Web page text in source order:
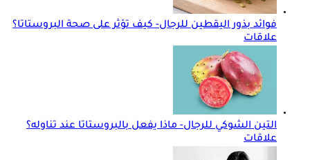
فوائد بذور اليقطين للرجال- كيف تؤثر على صحة البروستاتا؟
علاقات
التين الشوكي للرجال- ماذا يفعل بالبروستاتا عند تناوله؟
علاقات